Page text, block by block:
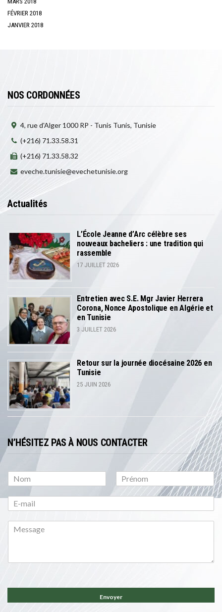
FÉVRIER 2018
JANVIER 2018
NOS CORDONNÉES
4, rue d'Alger 1000 RP - Tunis Tunis, Tunisie
(+216) 71.33.58.31
(+216) 71.33.58.32
eveche.tunisie@evechetunisie.org
Actualités
L’École Jeanne d’Arc célèbre ses
nouveaux bacheliers : une tradition qui
rassemble
17 JUILLET 2026
Entretien avec S.E. Mgr Javier Herrera
Corona, Nonce Apostolique en Algérie et
en Tunisie
3 JUILLET 2026
Retour sur la journée diocésaine 2026 en
Tunisie
25 JUIN 2026
N’HÉSITEZ PAS À NOUS CONTACTER
r
n
o
o
Envoyer